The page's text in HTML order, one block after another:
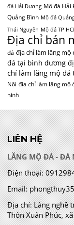
đá Hải Dương Mộ đá Hải
Quảng Bình Mộ đá
Thái Nguyên Mộ đá TP
Địa chỉ bán
đá địa chỉ làm lăng mộ
đá tại bình dương
chỉ làm lăng mộ đá
Nội địa chỉ làm lăng mộ
ninh
LIÊN HỆ
LĂNG MỘ ĐÁ - ĐÁ
Điện thoại:
Email:
Địa chỉ:Làng nghề
Thôn Xuân Phúc,